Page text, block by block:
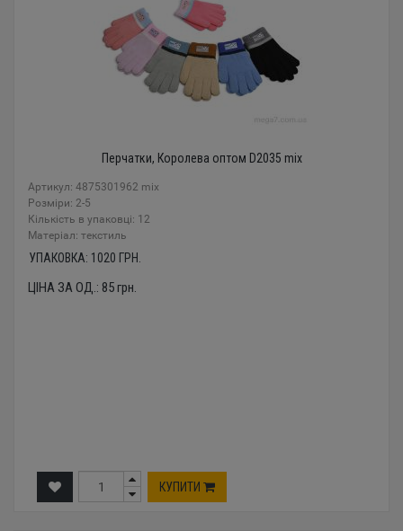
Перчатки, Королева оптом D2035 mix
Артикул: 4875301962 mix
Розміри: 2-5
Кількість в упаковці: 12
Mатеріал: текстиль
УПАКОВКА: 1020 ГРН.
ЦІНА ЗА ОД.: 85грн.
КУПИТИ